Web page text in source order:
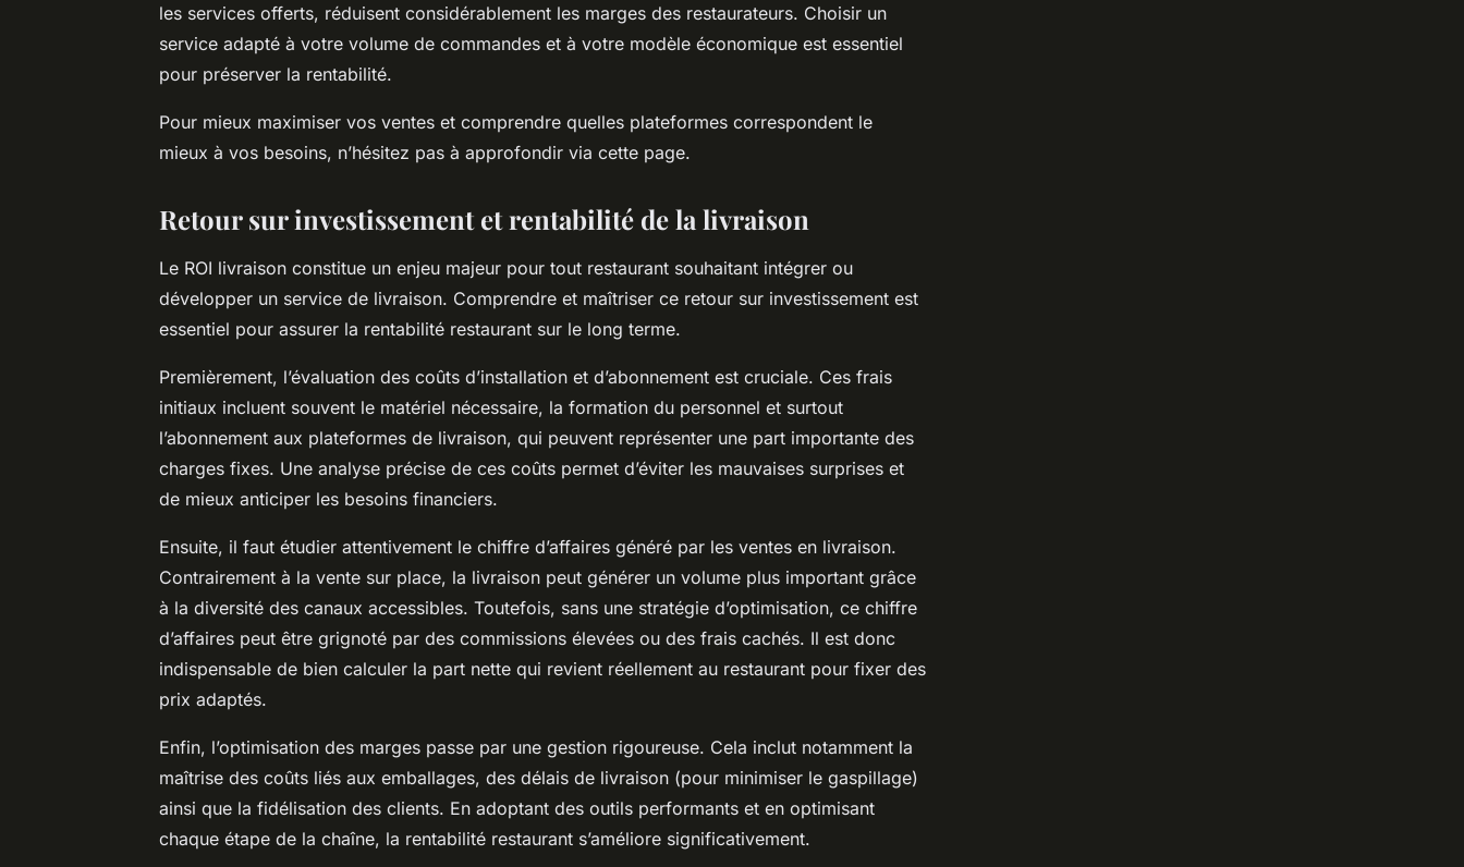
les services offerts, réduisent considérablement les marges des restaurateurs. Choisir un
service adapté à votre volume de commandes et à votre modèle économique est essentiel
pour préserver la rentabilité.
Pour mieux maximiser vos ventes et comprendre quelles plateformes correspondent le
mieux à vos besoins, n’hésitez pas à approfondir via cette page.
Retour sur investissement et rentabilité de la livraison
Le ROI livraison constitue un enjeu majeur pour tout restaurant souhaitant intégrer ou
développer un service de livraison. Comprendre et maîtriser ce retour sur investissement est
essentiel pour assurer la rentabilité restaurant sur le long terme.
Premièrement, l’évaluation des coûts d’installation et d’abonnement est cruciale. Ces frais
initiaux incluent souvent le matériel nécessaire, la formation du personnel et surtout
l’abonnement aux plateformes de livraison, qui peuvent représenter une part importante des
charges fixes. Une analyse précise de ces coûts permet d’éviter les mauvaises surprises et
de mieux anticiper les besoins financiers.
Ensuite, il faut étudier attentivement le chiffre d’affaires généré par les ventes en livraison.
Contrairement à la vente sur place, la livraison peut générer un volume plus important grâce
à la diversité des canaux accessibles. Toutefois, sans une stratégie d’optimisation, ce chiffre
d’affaires peut être grignoté par des commissions élevées ou des frais cachés. Il est donc
indispensable de bien calculer la part nette qui revient réellement au restaurant pour fixer des
prix adaptés.
Enfin, l’optimisation des marges passe par une gestion rigoureuse. Cela inclut notamment la
maîtrise des coûts liés aux emballages, des délais de livraison (pour minimiser le gaspillage)
ainsi que la fidélisation des clients. En adoptant des outils performants et en optimisant
chaque étape de la chaîne, la rentabilité restaurant s’améliore significativement.